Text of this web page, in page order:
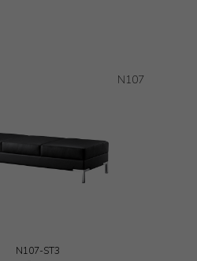
N107
N107-ST3